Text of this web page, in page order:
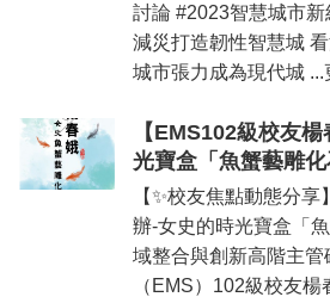
討論 #2023智慧城市
減災打造韌性智慧城
城市張力成為現代城 ...
【EMS102級校友
光寶盒「魚蟹藝雕化
【✨校友焦點動態分
辦-女史的時光寶盒「
域整合與創新高階主管
（EMS）102級校友